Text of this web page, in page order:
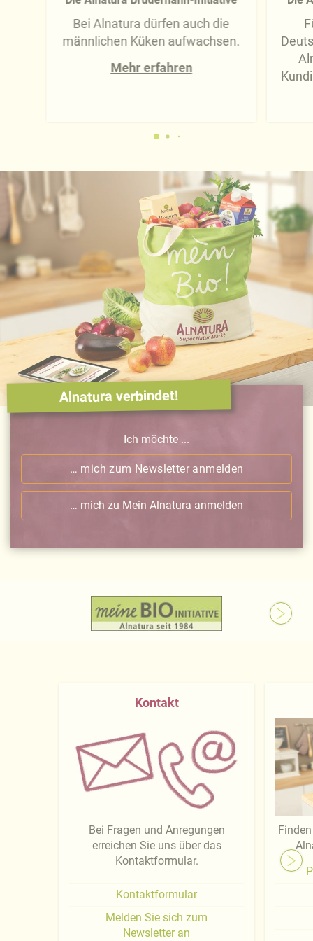
Bei Alnatura dürfen auch die
männlichen Küken aufwachsen.
Mehr erfahren
Alnatura verbindet!
Ich möchte ...
… mich zum Newsletter anmelden
… mich zu Mein Alnatura anmelden
Kontakt
Bei Fragen und Anregungen
erreichen Sie uns über das
Kontaktformular.
Kontaktformular
Melden Sie sich zum
Newsletter an